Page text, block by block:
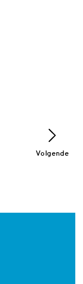
Volgende